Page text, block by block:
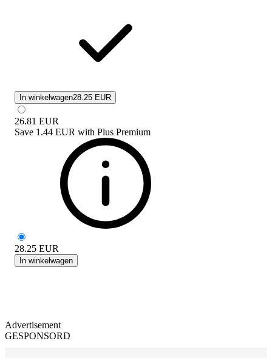
In winkelwagen28.25 EUR
26.81 EUR
Save 1.44 EUR with Plus Premium
28.25 EUR
In winkelwagen
Advertisement
GESPONSORD